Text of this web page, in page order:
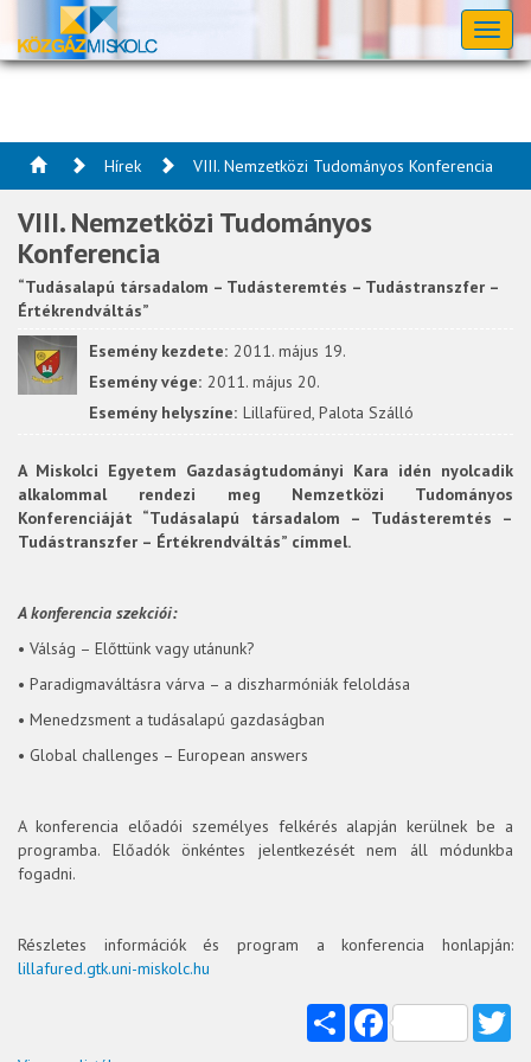
Hírek VIII. Nemzetközi Tudományos Konferencia
VIII. Nemzetközi Tudományos
Konferencia
“Tudásalapú társadalom – Tudásteremtés – Tudástranszfer –
Értékrendváltás”
Esemény kezdete: 2011. május 19.
Esemény vége: 2011. május 20.
Esemény helyszíne: Lillafüred, Palota Szálló
A Miskolci Egyetem Gazdaságtudományi Kara idén nyolcadik
alkalommal rendezi meg Nemzetközi Tudományos
Konferenciáját “Tudásalapú társadalom – Tudásteremtés –
Tudástranszfer – Értékrendváltás” címmel.
A konferencia szekciói:
• Válság – Előttünk vagy utánunk?
• Paradigmaváltásra várva – a diszharmóniák feloldása
• Menedzsment a tudásalapú gazdaságban
• Global challenges – European answers
A konferencia előadói személyes felkérés alapján kerülnek be a
programba. Előadók önkéntes jelentkezését nem áll módunkba
fogadni.
Részletes információk és program a konferencia honlapján:
lillafured.gtk.uni-miskolc.hu
Share Facebook